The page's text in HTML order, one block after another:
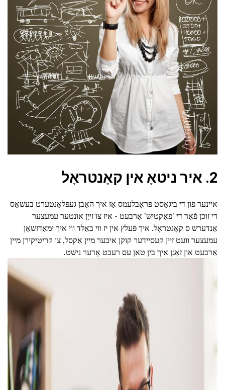
2. איר ניטאָ אין קאָנטראָל
איינער פון די ביגאַסט פּראָבלעמס אַז איך האָבן געפּלאָנטערט בעשאַס
די זוכן פֿאַר די 'פאַקטיש' אַרבעט - איז צו זייַן אונטער עמעצער
אַנדערש ס קאָנטראָל. איך פּעלץ אין יז ווי באַלד ווי איך ימאַדזשאַן
עמעצער וועט זיין קעסיידער קוקן איבער מיין אַקסל, צו קריטיקירן מיין
אַרבעט און זאָגן איך בין טאן עס רעכט אָדער נישט.